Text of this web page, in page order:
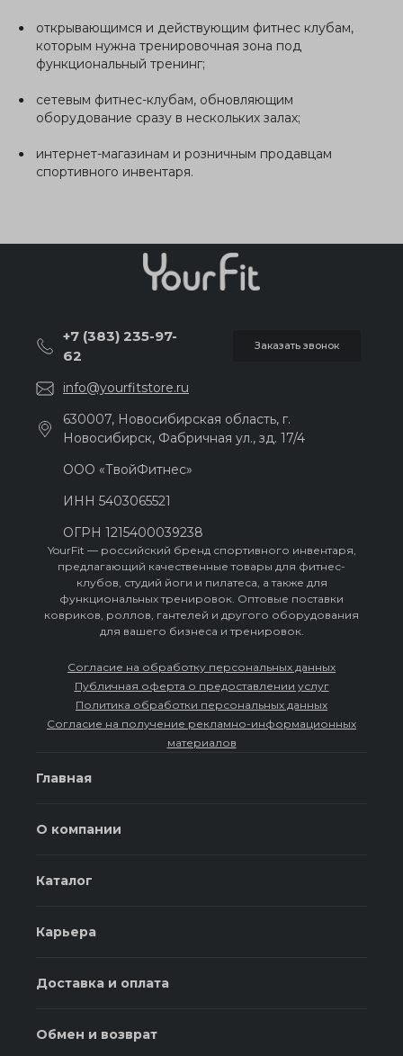
открывающимся и действующим фитнес клубам,
которым нужна тренировочная зона под
функциональный тренинг;
сетевым фитнес-клубам, обновляющим
оборудование сразу в нескольких залах;
интернет-магазинам и розничным продавцам
спортивного инвентаря.
+7 (383) 235-97-
62
Заказать звонок
info@yourfitstore.ru
630007, Новосибирская область, г.
Новосибирск, Фабричная ул., зд. 17/4
ООО «ТвойФитнес»
ИНН 54030‍65521
ОГРН 121540‍0039238
YourFit — российский бренд спортивного инвентаря,
предлагающий качественные товары для фитнес-
клубов, студий йоги и пилатеса, а также для
функциональных тренировок. Оптовые поставки
ковриков, роллов, гантелей и другого оборудования
для вашего бизнеса и тренировок.
Согласие на обработку персональных данных
Публичная оферта о предоставлении услуг
Политика обработки персональных данных
Согласие на получение рекламно-информационных
материалов
Главная
О компании
Каталог
Карьера
Доставка и оплата
Обмен и возврат